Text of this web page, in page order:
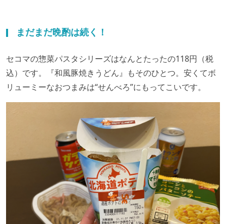
まだまだ晩酌は続く！
セコマの惣菜パスタシリーズはなんとたったの118円（税
込）です。『和風豚焼きうどん』もそのひとつ。安くてボ
リューミーなおつまみは“せんべろ”にもってこいです。